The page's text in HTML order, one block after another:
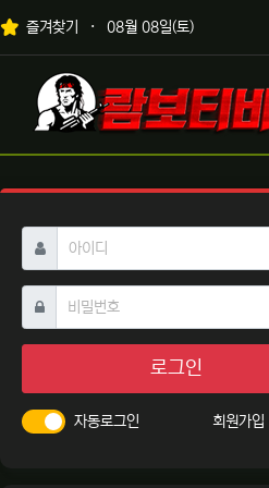
상단 네비
즐겨찾기 08월 08일(토)
메인 메뉴
로고
아이디 필수
비밀번호필수
로그인
자동로그인 회원가입